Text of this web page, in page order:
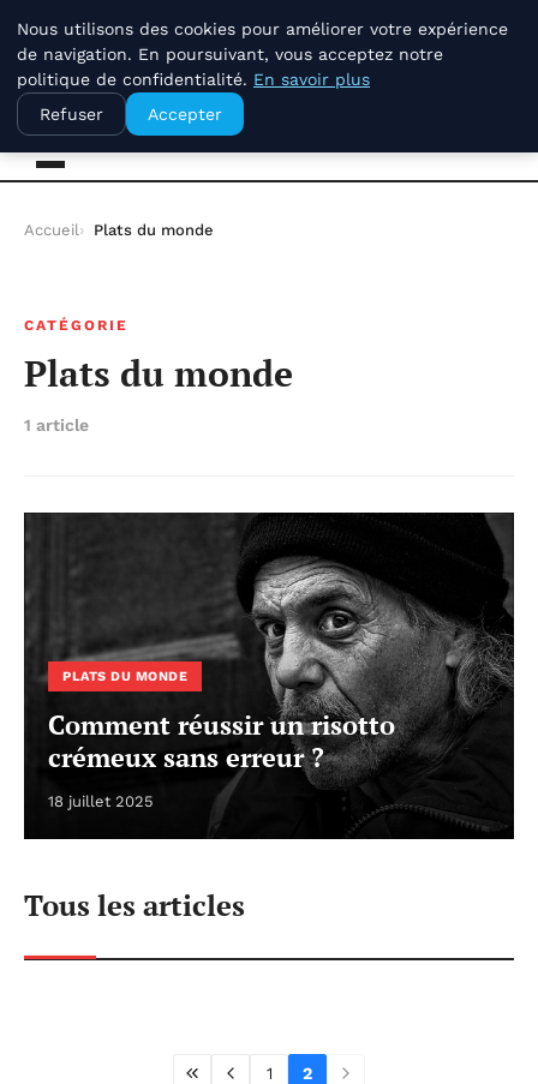
dimanche 9 août 2026
La Compagnie Des Terroirs
Accueil Plats du monde
CATÉGORIE
Plats du monde
1 article
PLATS DU MONDE
Comment réussir un risotto
crémeux sans erreur ?
18 juillet 2025
Tous les articles
1 2
Nous utilisons des cookies pour améliorer votre expérience
de navigation. En poursuivant, vous acceptez notre
politique de confidentialité. En savoir plus
Refuser
Accepter